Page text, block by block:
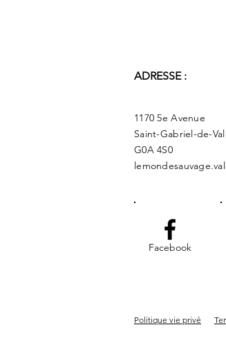
ADRESSE :
1170 5e Avenue
Saint-Gabriel-de-
G0A 4S0
Facebook
Politique vie privé